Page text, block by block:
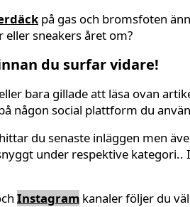
på gas och bromsfoten
sneakers året om?
du surfar vidare!
bara gillade att läsa ovan
någon social plattform du
hittar du senaste inläggen men
under respektive kategori..
Instagram kanaler följer du väl